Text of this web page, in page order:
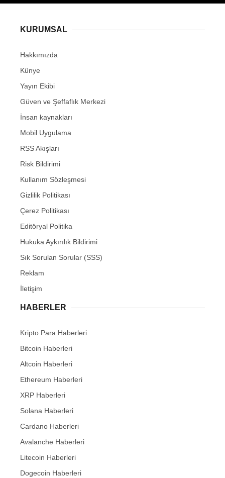
KURUMSAL
Hakkımızda
Künye
Yayın Ekibi
Güven ve Şeffaflık Merkezi
İnsan kaynakları
Mobil Uygulama
RSS Akışları
Risk Bildirimi
Kullanım Sözleşmesi
Gizlilik Politikası
Çerez Politikası
Editöryal Politika
Hukuka Aykırılık Bildirimi
Sık Sorulan Sorular (SSS)
Reklam
İletişim
HABERLER
Kripto Para Haberleri
Bitcoin Haberleri
Altcoin Haberleri
Ethereum Haberleri
XRP Haberleri
Solana Haberleri
Cardano Haberleri
Avalanche Haberleri
Litecoin Haberleri
Dogecoin Haberleri